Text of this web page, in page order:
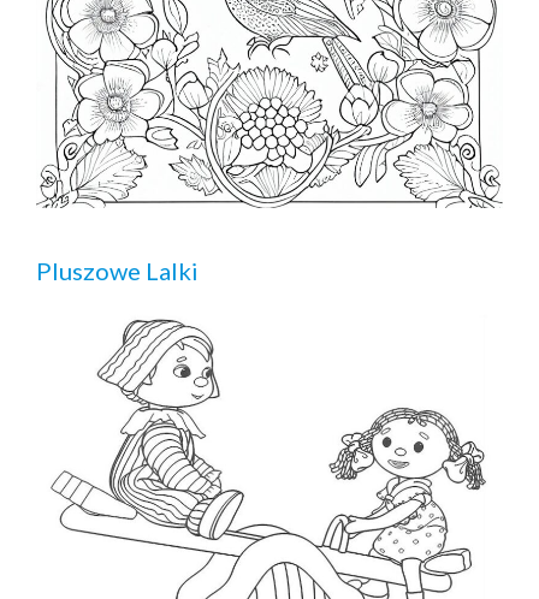
Pluszowe Lalki